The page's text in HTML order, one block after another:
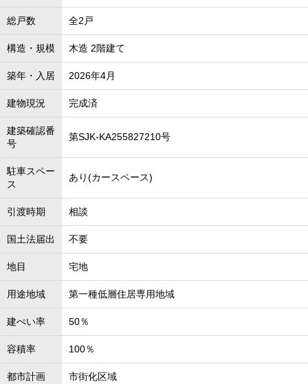
総戸数 全2戸
構造・規模 木造 2階建て
築年・入居 2026年4月
建物現況 完成済
建築確認番
号
第SJK-KA255827210号
駐車スペー
ス
あり(カースペース)
引渡時期 相談
国土法届出 不要
地目 宅地
用途地域 第一種低層住居専用地域
建ぺい率 50％
容積率 100％
都市計画 市街化区域